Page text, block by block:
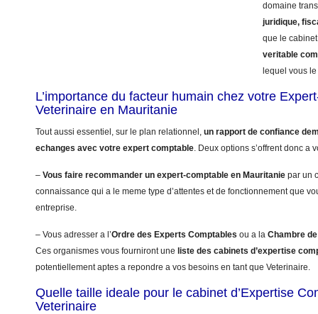
domaine
juridique,
que le
veritable
lequel vous
L’importance du facteur humain chez votre
Veterinaire en Mauritanie
Tout aussi essentiel, sur le plan relationnel, un rapport de confiance
echanges avec votre expert comptable. Deux options s’offrent donc a
– Vous faire recommander un expert-comptable en Mauritanie par un
connaissance qui a le meme type d’attentes et de fonctionnement que
entreprise.
– Vous adresser a l’Ordre des Experts Comptables ou a la Chambre
Ces organismes vous fourniront une liste des cabinets d’expertise
potentiellement aptes a repondre a vos besoins en tant que Veterinaire.
Quelle taille ideale pour le cabinet d’Expertise
Veterinaire